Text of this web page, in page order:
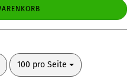
100 pro Seite
pro Seite